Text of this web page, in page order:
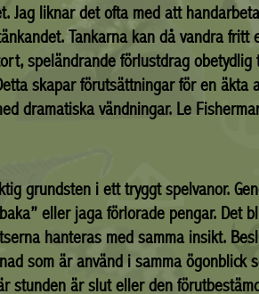
Jag liknar det ofta med att
Tankarna kan då vandra
speländrande förlustdrag
skapar förutsättningar för en äkta
dramatiska vändningar. Le
grundsten i ett tryggt spelvanor.
eller jaga förlorade pengar. Det
hanteras med samma insikt.
som är använd i samma ögonblick
stunden är slut eller den